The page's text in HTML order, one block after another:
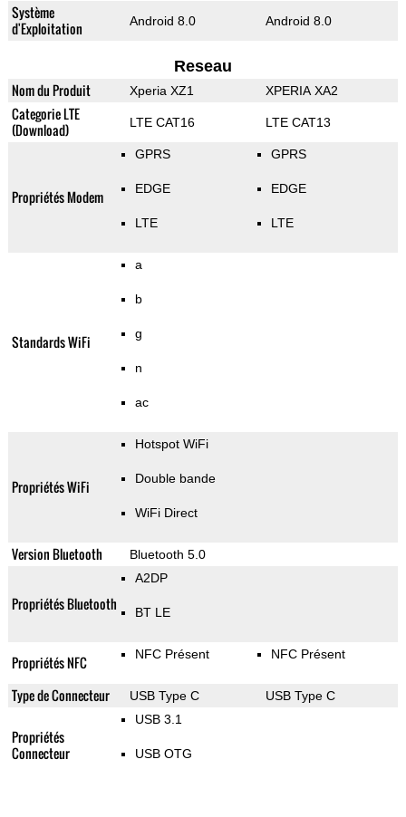
Système
d'Exploitation
Android 8.0 Android 8.0
Reseau
Nom du Produit Xperia XZ1 XPERIA XA2
Categorie LTE
(Download)
LTE CAT16 LTE CAT13
Propriétés Modem
GPRS
EDGE
LTE
GPRS
EDGE
LTE
Standards WiFi
a
b
g
n
ac
Propriétés WiFi
Hotspot WiFi
Double bande
WiFi Direct
Version Bluetooth Bluetooth 5.0
Propriétés Bluetooth
A2DP
BT LE
Propriétés NFC NFC Présent NFC Présent
Type de Connecteur USB Type C USB Type C
Propriétés
Connecteur
USB 3.1
USB OTG